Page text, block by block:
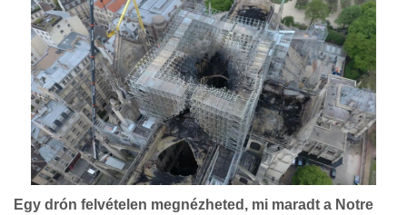
Egy drón felvételen megnézheted, mi maradt a Notre